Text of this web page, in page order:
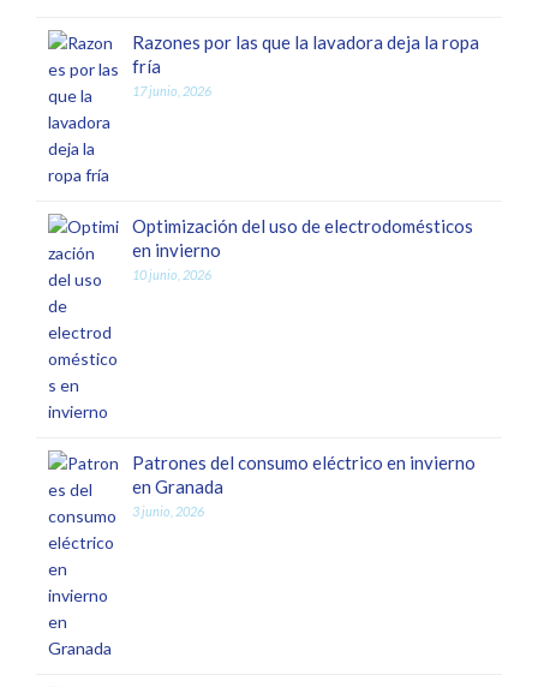
Razones por las que la lavadora deja la ropa
fría
17 junio, 2026
Optimización del uso de electrodomésticos
en invierno
10 junio, 2026
Patrones del consumo eléctrico en invierno
en Granada
3 junio, 2026